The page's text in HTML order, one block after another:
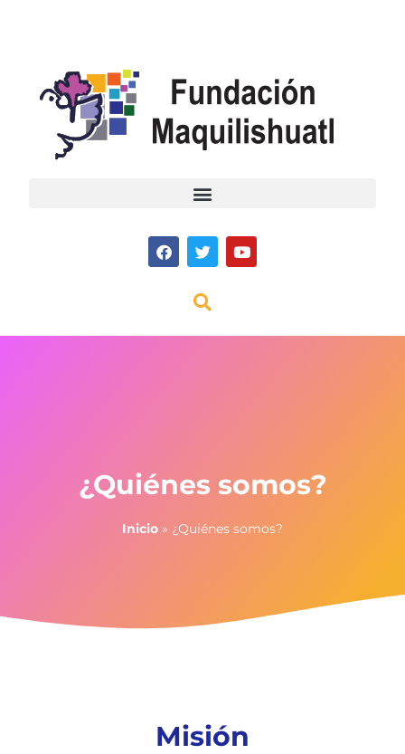
¿Quiénes somos?
Inicio » ¿Quiénes somos?
Misión